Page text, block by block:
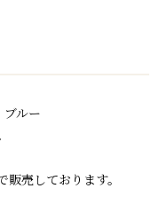
ルー
売しております。